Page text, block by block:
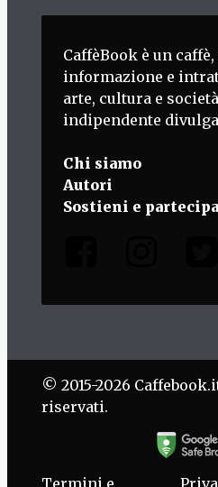
CaffèBook è un
informazione e
arte, cultura e
indipendente
Chi siamo
Autori
Sostieni e partecipa
© 2015-2026
riservati.
Termini e